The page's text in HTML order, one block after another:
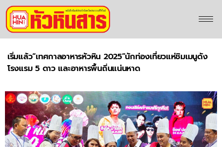
เริ่มแล้ว“เทศกาลอาหารหัวหิน 2025”นักท่องเที่ยวแห่ชิมเมนูดัง
โรงแรม 5 ดาว และอาหารพื้นถิ่นแน่นหาด